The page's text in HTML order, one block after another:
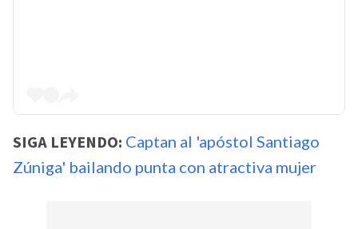
SIGA LEYENDO: Captan al 'apóstol Santiago
Zúniga' bailando punta con atractiva mujer